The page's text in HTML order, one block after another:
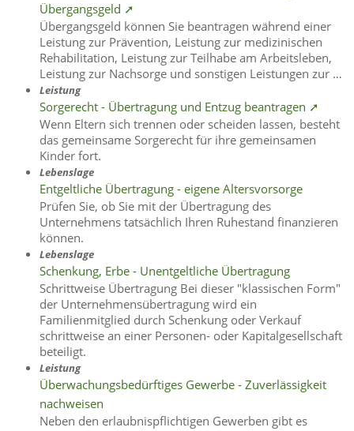
Übergangsgeld ➚
Übergangsgeld können Sie beantragen während einer
Leistung zur Prävention, Leistung zur medizinischen
Rehabilitation, Leistung zur Teilhabe am Arbeitsleben,
Leistung zur Nachsorge und sonstigen Leistungen zur …
Leistung
Sorgerecht - Übertragung und Entzug beantragen ➚
Wenn Eltern sich trennen oder scheiden lassen, besteht
das gemeinsame Sorgerecht für ihre gemeinsamen
Kinder fort.
Lebenslage
Entgeltliche Übertragung - eigene Altersvorsorge
Prüfen Sie, ob Sie mit der Übertragung des
Unternehmens tatsächlich Ihren Ruhestand finanzieren
können.
Lebenslage
Schenkung, Erbe - Unentgeltliche Übertragung
Schrittweise Übertragung Bei dieser "klassischen Form"
der Unternehmensübertragung wird ein
Familienmitglied durch Schenkung oder Verkauf
schrittweise an einer Personen- oder Kapitalgesellschaft
beteiligt.
Leistung
Überwachungsbedürftiges Gewerbe - Zuverlässigkeit
nachweisen
Neben den erlaubnispflichtigen Gewerben gibt es